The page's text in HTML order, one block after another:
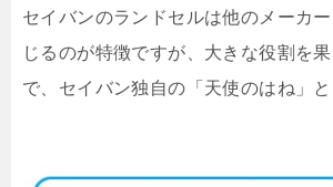
セイバンのランドセルは他のメーカ
じるのが特徴ですが、大きな役割を
で、セイバン独自の「天使のはね」と